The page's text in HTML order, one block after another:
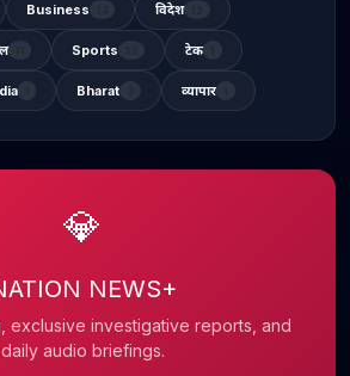
Business विदेश
Sports टेक
Bharat व्यापार
💎
NEWS+
exclusive investigative reports, and
daily audio briefings.